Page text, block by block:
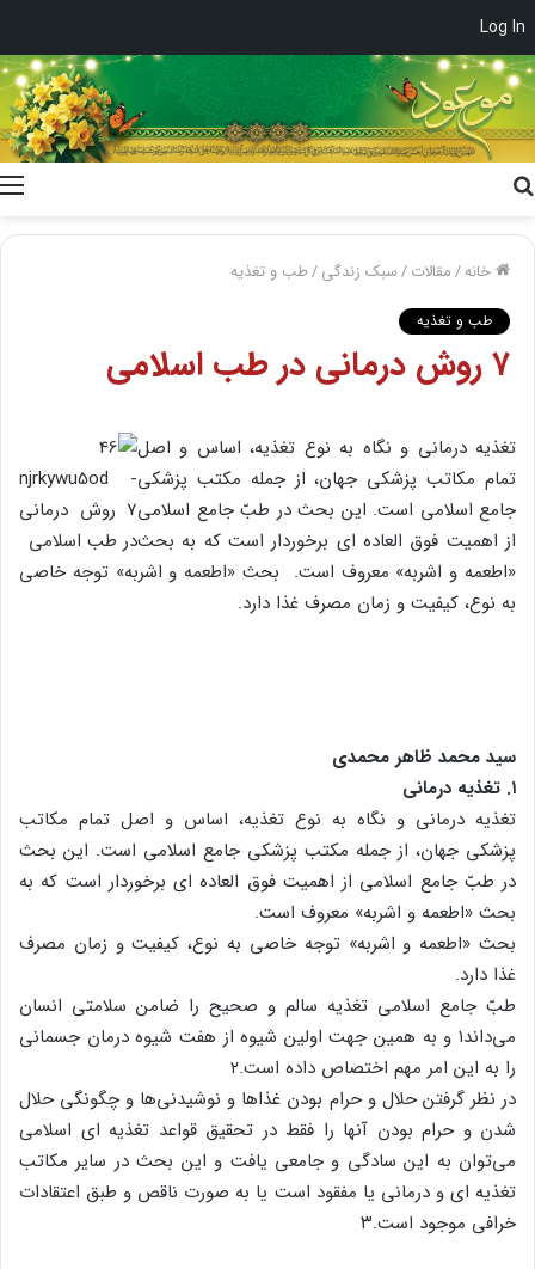
Log In
خانه/مقالات/سبک زندگی/طب و تغذیه
طب و تغذیه
۷ روش درمانی در طب اسلامی
تغذیه درمانی و نگاه به نوع تغذیه، اساس و اصل
تمام مکاتب پزشکی جهان، از جمله مکتب پزشکی
جامع اسلامی است. این بحث در طبّ جامع اسلامی
از اهمیت فوق العاده ای برخوردار است که به بحث
«اطعمه و اشربه» معروف است. بحث «اطعمه و اشربه» توجه خاصی
به نوع، کیفیت و زمان مصرف غذا دارد.
سید محمد ظاهر محمدی
۱. تغذیه درمانی
تغذیه درمانی و نگاه به نوع تغذیه، اساس و اصل تمام مکاتب
پزشکی جهان، از جمله مکتب پزشکی جامع اسلامی است. این بحث
در طبّ جامع اسلامی از اهمیت فوق العاده ای برخوردار است که به
بحث «اطعمه و اشربه» معروف است.
بحث «اطعمه و اشربه» توجه خاصی به نوع، کیفیت و زمان مصرف
غذا دارد.
طبّ جامع اسلامی تغذیه سالم و صحیح را ضامن سلامتی انسان
می‌داند۱ و به همین جهت اولین شیوه از هفت شیوه درمان جسمانی
را به این امر مهم اختصاص داده است.۲
در نظر گرفتن حلال و حرام بودن غذاها و نوشیدنی‌ها و چگونگی حلال
شدن و حرام بودن آنها را فقط در تحقیق قواعد تغذیه ای اسلامی
می‌توان به این سادگی و جامعی یافت و این بحث در سایر مکاتب
تغذیه ای و درمانی یا مفقود است یا به صورت ناقص و طبق اعتقادات
خرافی موجود است.۳